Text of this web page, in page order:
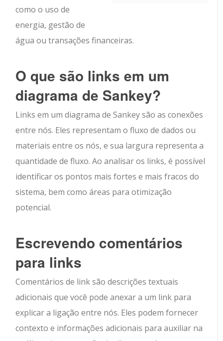
como o uso de
energia, gestão de
água ou transações financeiras.
O que são links em um
diagrama de Sankey?
Links em um diagrama de Sankey são as conexões
entre nós. Eles representam o fluxo de dados ou
materiais entre os nós, e sua largura representa a
quantidade de fluxo. Ao analisar os links, é possível
identificar os pontos mais fortes e mais fracos do
sistema, bem como áreas para otimização
potencial.
Escrevendo comentários
para links
Comentários de link são descrições textuais
adicionais que você pode anexar a um link para
explicar a ligação entre nós. Eles podem fornecer
contexto e informações adicionais para auxiliar na